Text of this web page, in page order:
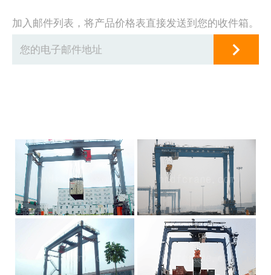
加入邮件列表，将产品价格表直接发送到您的收件箱。